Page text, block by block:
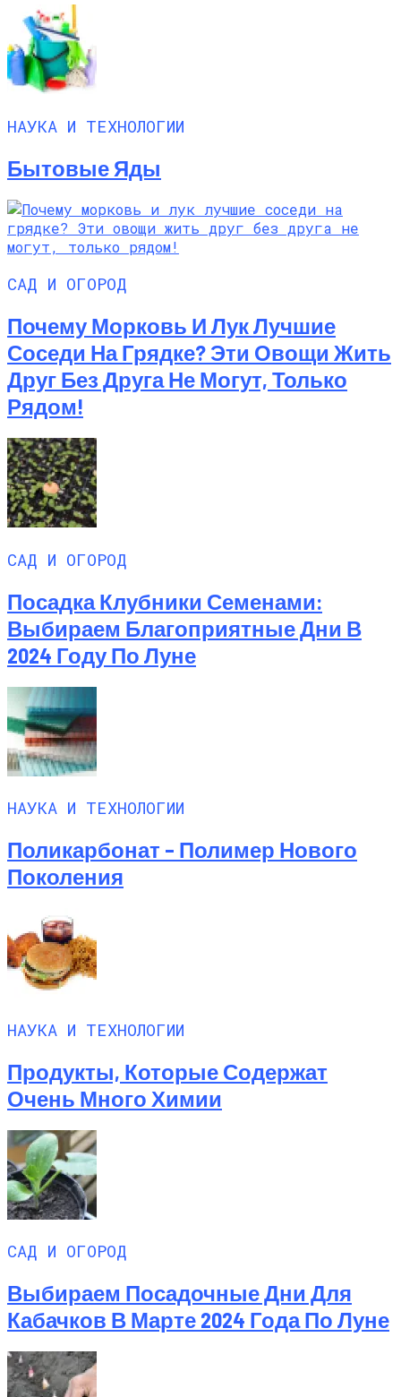
НАУКА И ТЕХНОЛОГИИ
Бытовые Яды
САД И ОГОРОД
Почему Морковь И Лук Лучшие
Соседи На Грядке? Эти Овощи Жить
Друг Без Друга Не Могут, Только
Рядом!
САД И ОГОРОД
Посадка Клубники Семенами:
Выбираем Благоприятные Дни В
2024 Году По Луне
НАУКА И ТЕХНОЛОГИИ
Поликарбонат – Полимер Нового
Поколения
НАУКА И ТЕХНОЛОГИИ
Продукты, Которые Содержат
Очень Много Химии
САД И ОГОРОД
Выбираем Посадочные Дни Для
Кабачков В Марте 2024 Года По Луне